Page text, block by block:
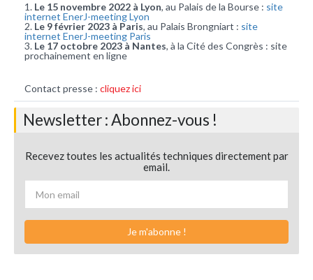
Le 15 novembre 2022 à Lyon, au Palais de la Bourse : site
internet EnerJ-meeting Lyon
Le 9 février 2023 à Paris, au Palais Brongniart : site
internet EnerJ-meeting Paris
Le 17 octobre 2023 à Nantes, à la Cité des Congrès : site
prochainement en ligne
Contact presse : cliquez ici
Newsletter : Abonnez-vous !
Recevez toutes les actualités techniques directement par
email.
Je m'abonne !